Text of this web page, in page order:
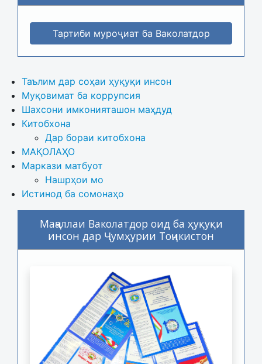
Тартиби муроҷиат ба Ваколатдор
Таълим дар соҳаи ҳуқуқи инсон
Муқовимат ба коррупсия
Шахсони имконияташон маҳдуд
Китобхона
Дар бораи китобхона
МАҚОЛАҲО
Маркази матбуот
Нашрҳои мо
Истинод ба сомонаҳо
Маҷаллаи Ваколатдор оид ба ҳуқуқи
инсон дар Ҷумҳурии Тоҷикистон